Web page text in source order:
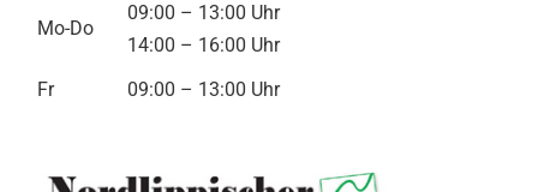
Mo-Do
09:00 – 13:00 Uhr
14:00 – 16:00 Uhr
Fr
09:00 – 13:00 Uhr